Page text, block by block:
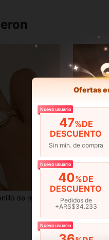
moda, regalo para niñas y mujeres, anillo de reloj decorativo no funcional
#2 Más
100+
Ofertas
Nuevo usuario
47%DE
DESCUENTO
Sin mín. de compra
Nuevo usuario
40%DE
DESCUENTO
Pedidos de
+ARS$34.233
Nuevo usuario